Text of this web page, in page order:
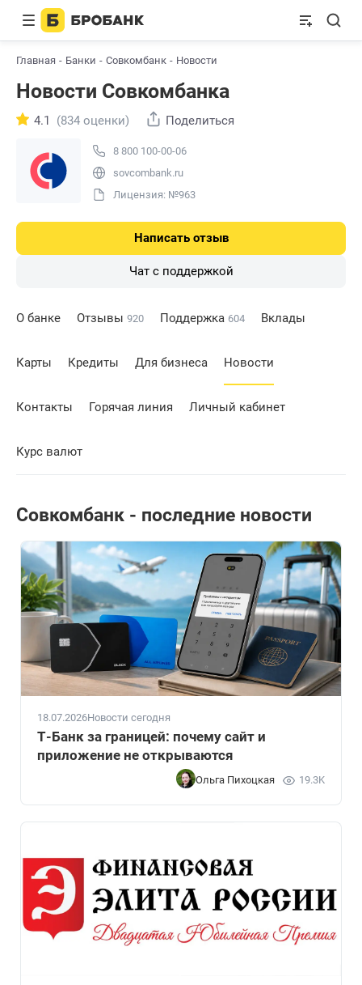
Главная Банки Совкомбанк Новости
Новости Совкомбанка
8 800 100-00-06
sovcombank.ru
Лицензия: №963
4.1 (834 оценки) Поделиться
Написать отзыв
Чат с поддержкой
О банке Отзывы 920 Поддержка 604 Вклады
Карты Кредиты Для бизнеса Новости
Контакты Горячая линия Личный кабинет
Курс валют
Совкомбанк - последние новости
18.07.2026Новости сегодня
Т-Банк за границей: почему сайт и
приложение не открываются
Ольга Пихоцкая 19.3K